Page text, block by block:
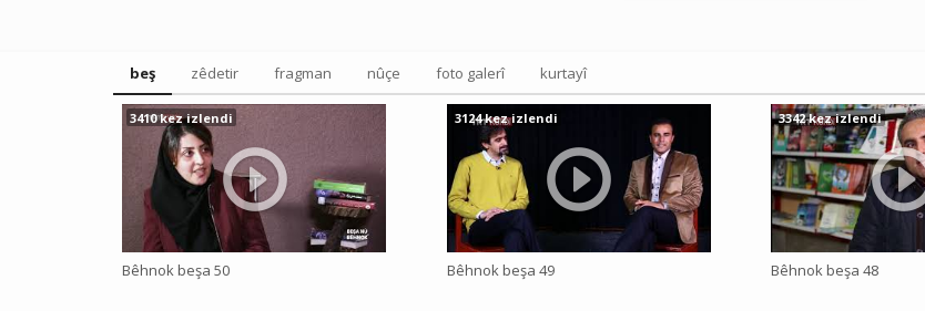
beş zêdetir fragman nûçe foto galerî kurtayî
Bêhnok beşa 50
3410 kez izlendi
Bêhnok beşa 49
3124 kez izlendi
Bêhnok beşa 48
3342 kez izlendi